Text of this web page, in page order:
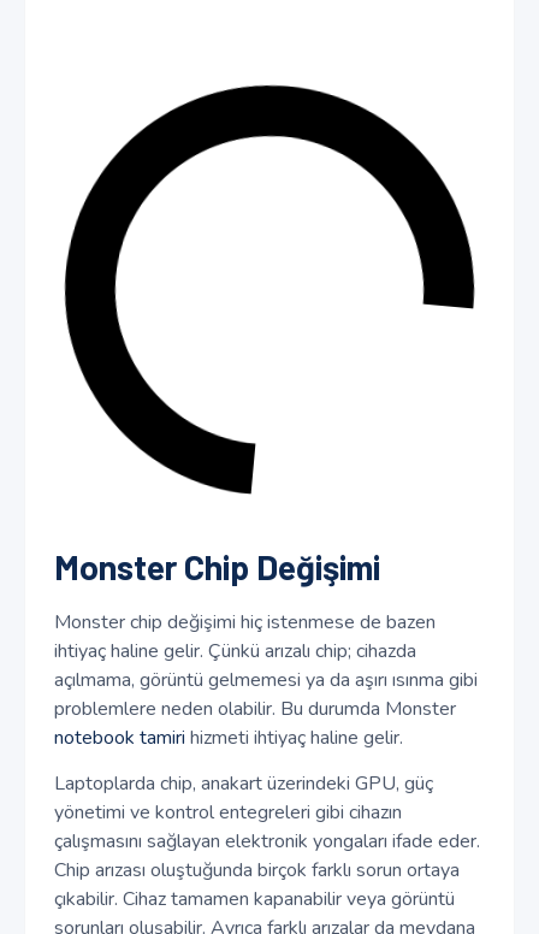
Monster Chip Değişimi
Monster chip değişimi hiç istenmese de bazen
ihtiyaç haline gelir. Çünkü arızalı chip; cihazda
açılmama, görüntü gelmemesi ya da aşırı ısınma gibi
problemlere neden olabilir. Bu durumda Monster
notebook tamiri hizmeti ihtiyaç haline gelir.
Laptoplarda chip, anakart üzerindeki GPU, güç
yönetimi ve kontrol entegreleri gibi cihazın
çalışmasını sağlayan elektronik yongaları ifade eder.
Chip arızası oluştuğunda birçok farklı sorun ortaya
çıkabilir. Cihaz tamamen kapanabilir veya görüntü
sorunları oluşabilir. Ayrıca farklı arızalar da meydana